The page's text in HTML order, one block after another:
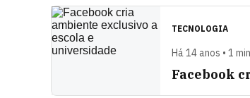
TECNOLOGIA
Há 14 anos • 1
Facebook